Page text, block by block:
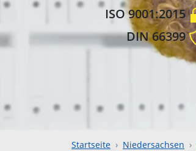
ISO 9001:2015
DIN 66399
Startseite Niedersachsen